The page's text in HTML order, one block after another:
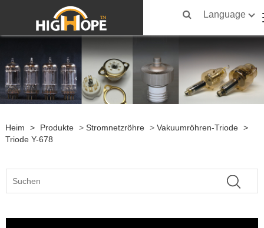
Language
Heim > Produkte > Stromnetzröhre > Vakuumröhren-Triode >
Triode Y-678